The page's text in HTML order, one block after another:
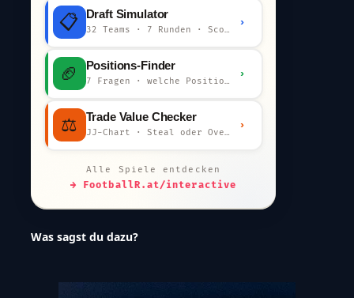
📋 Draft Simulator
32 Teams · 7 Runden · Scout-Kommentar
›
🏈 Positions-Finder
7 Fragen · welche Position bist du?
›
⚖️ Trade Value Checker
JJ-Chart · Steal oder Overpay?
›
Alle Spiele entdecken
→ FootballR.at/interactive
Was sagst du dazu?